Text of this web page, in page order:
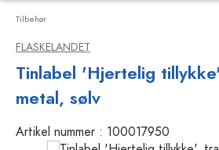
Tilbehør
FLASKELANDET
Tinlabel 'Hjertelig
metal, sølv
Artikel nummer : 100017950